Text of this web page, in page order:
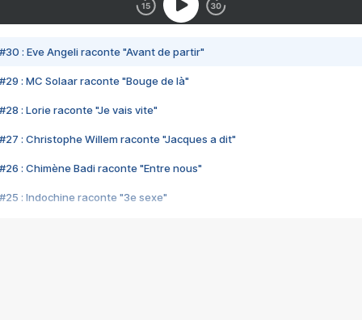
#30 : Eve Angeli raconte "Avant de partir"
#29 : MC Solaar raconte "Bouge de là"
#28 : Lorie raconte "Je vais vite"
#27 : Christophe Willem raconte "Jacques a dit"
#26 : Chimène Badi raconte "Entre nous"
#25 : Indochine raconte "3e sexe"